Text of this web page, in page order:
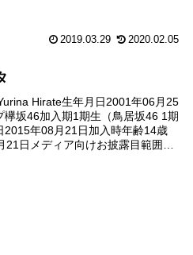
2019.03.29 2020.02.05
Hirate生年月日2001年06月25
坂46加入期1期生（鳥居坂46 1期
年08月21日加入時年齢14歳
日メディア向けお披露目範囲最